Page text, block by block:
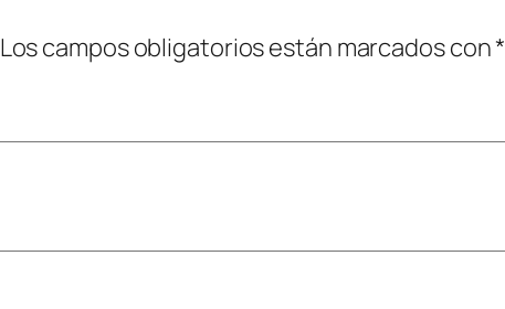
Los campos obligatorios están marcados con*